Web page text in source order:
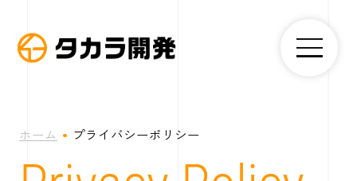
株
タ
メ
ホーム プライバシーポリシー